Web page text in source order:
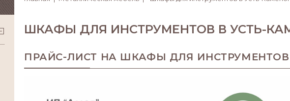
ШКАФЫ ДЛЯ ИНСТРУМЕНТОВ В УСТЬ-
ПРАЙС-ЛИСТ НА ШКАФЫ ДЛЯ ИНСТРУМЕНТОВ